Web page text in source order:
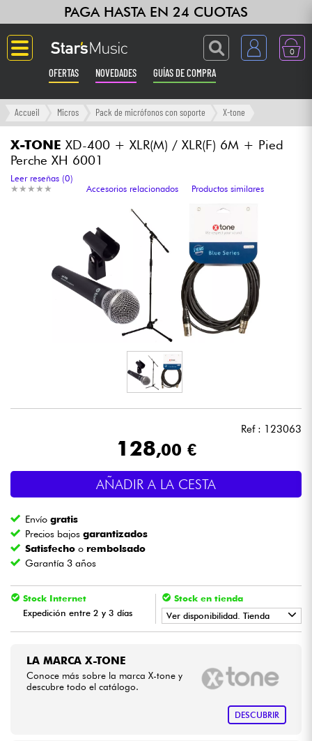
PAGA HASTA EN 24 CUOTAS
0
OFERTAS NOVEDADES GUÍAS DE COMPRA
Langue
Guitarras & Bajos
Ampli & Efectos
Sintetizadores & samplers
Grabación
Luces
Vientos
Violines y cuarteto
Cables & Acces.
Accueil Micros Pack de micrófonos con soporte X-tone
X-TONE XD-400 + XLR(M) / XLR(F) 6M + Pied
Perche XH 6001
★ ★ ★ ★ ★
★ ★ ★ ★ ★
Leer reseñas (0)
Accesorios relacionados
Productos similares
Ref : 123063
128,00 €
AÑADIR A LA CESTA
Envíogratis
Precios bajosgarantizados
Satisfecho o rembolsado
Garantía 3 años
Stock Internet
Expedición entre 2 y 3 días
Stock en tienda
Ver disponibilidad. Tienda
• Star MusicBRUXELLES
LILLE
LA MARCA X-TONE
Conoce más sobre la marca X-tone y
descubre todo el catálogo.
DESCUBRIR